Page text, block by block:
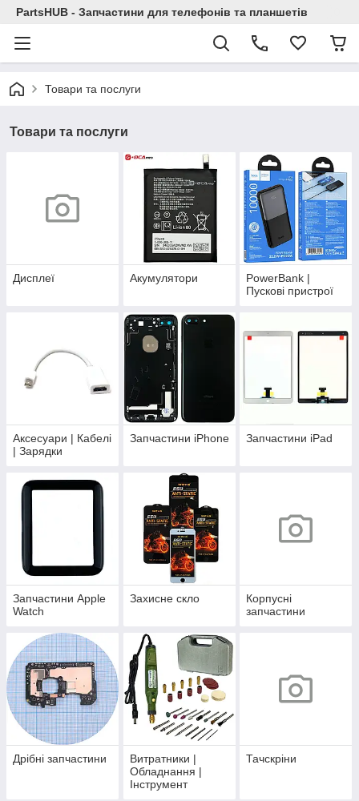
PartsHUB - Запчастини для телефонів та планшетів
Товари та послуги
Товари та послуги
Дисплеї Акумулятори
PowerBank |
Пускові пристрої
Аксесуари | Кабелі
| Зарядки
Запчастини iPhone Запчастини iPad
Запчастини Apple
Watch
Захисне скло
Корпусні
запчастини
Дрібні запчастини
Витратники |
Обладнання |
Інструмент
Тачскріни